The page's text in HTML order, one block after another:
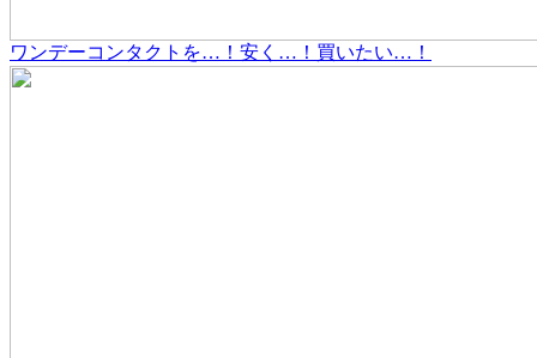
ワンデーコンタクトを…！安く…！買いたい…！